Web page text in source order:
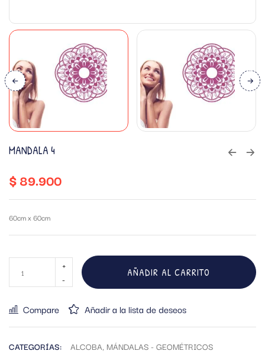
MANDALA 4
$89.900
60cm x 60cm
AÑADIR AL CARRITO
Compare Añadir a la lista de deseos
CATEGORÍAS: ALCOBA, MÁNDALAS - GEOMÉTRICOS